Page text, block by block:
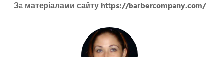
За матеріалами сайту https://barbercompany.com/